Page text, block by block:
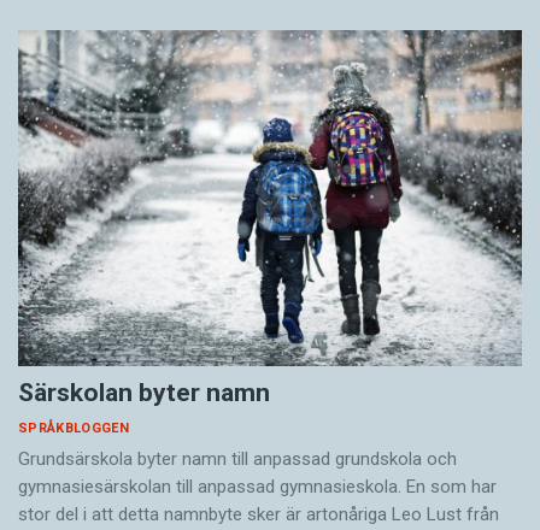
Särskolan byter namn
SPRÅKBLOGGEN
Grundsärskola byter namn till anpassad grundskola och
gymnasiesärskolan till anpassad gymnasieskola. En som har
stor del i att detta namnbyte sker är artonåriga Leo Lust från